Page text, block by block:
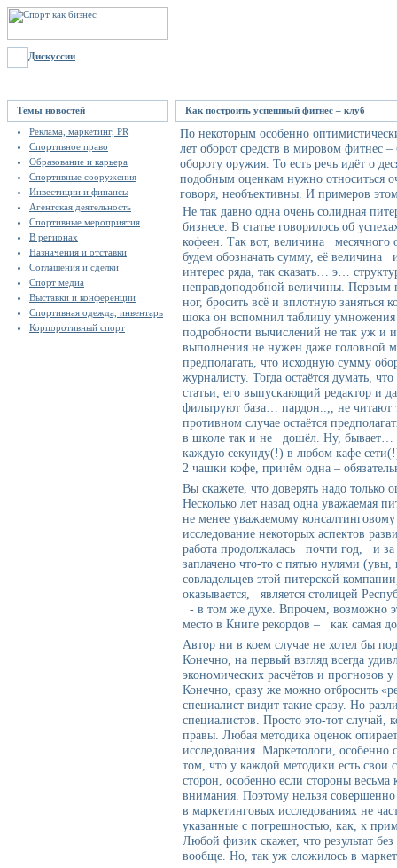
Дискуссии
Темы новостей
Реклама, маркетинг, PR
Спортивное право
Образование и карьера
Спортивные сооружения
Инвестиции и финансы
Агентская деятельность
Спортивные мероприятия
В регионах
Назначения и отставки
Соглашения и сделки
Спорт медиа
Выставки и конференции
Спортивная одежда, инвентарь
Корпоротивный спорт
Как построить успешный фитнес – клуб
По некоторым особенно
лет оборот средств в мировом фитнес –
обороту оружия. То есть речь идёт о
подобным оценкам нужно относиться
говоря, необъективны. И примеров
Не так давно одна очень солидная
бизнесе. В статье говорилось об
кофеен. Так вот, величина месячного
будем обозначать сумму, её
интерес ряда, так сказать… э…
неправдоподобной величины. Первым
ног, бросить всё и вплотную
шока он вспомнил таблицу
подробности вычислений не так уж и
выполнения не нужен даже головной
предполагать, что исходную сумму
журналисту. Тогда остаётся думать,
статьи, его выпускающий редактор и
фильтруют база… пардон..,, не
противном случае остаётся
в школе так и не дошёл. Ну, бывает…
каждую секунду(!) в любом кафе
2 чашки кофе, причём одна –
Вы скажете, что доверять надо
Несколько лет назад одна уважаемая
не менее уважаемому
исследование некоторых аспектов
работа продолжалась почти год, и
заплачено что-то с пятью нулями
совладельцев этой питерской
оказывается, является столицей
- в том же духе. Впрочем, возможно
место в Книге рекордов – как самая
Автор ни в коем случае не хотел бы
Конечно, на первый взгляд всегда
экономических расчётов и прогнозов
Конечно, сразу же можно отбросить
специалист видит такие сразу. Но
специалистов. Просто это-тот случай,
правы. Любая методика оценок
исследования. Маркетологи,
том, что у каждой методики есть
сторон, особенно если стороны
внимания. Поэтому нельзя
в маркетинговых исследованиях не
указанные с погрешностью, как, к
Любой физик скажет, что результат
вообще. Но, так уж сложилось в